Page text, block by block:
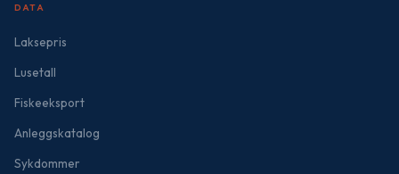
DATA
Laksepris
Lusetall
Fiskeeksport
Anleggskatalog
Sykdommer